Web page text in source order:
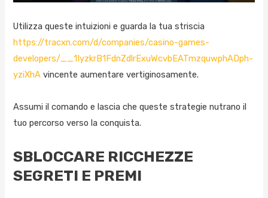
Utilizza queste intuizioni e guarda la tua striscia
https://tracxn.com/d/companies/casino-games-
developers/__1IyzkrB1FdnZdlrExuWcvbEATmzquwphADph-
yziXhA vincente aumentare vertiginosamente.
Assumi il comando e lascia che queste strategie nutrano il
tuo percorso verso la conquista.
SBLOCCARE RICCHEZZE
SEGRETI E PREMI